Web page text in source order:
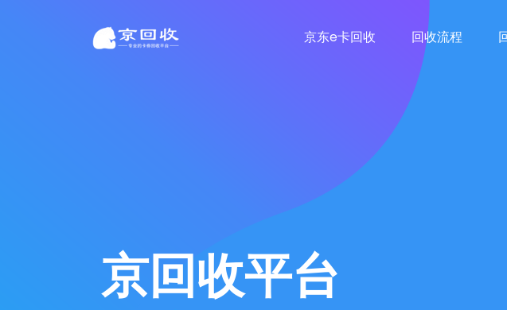
京东e卡回收 回收流程
京回收平台